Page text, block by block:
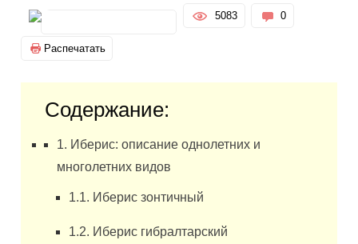
5083 0
Распечатать
Содержание:
1. Иберис: описание однолетних и
многолетних видов
1.1. Иберис зонтичный
1.2. Иберис гибралтарский